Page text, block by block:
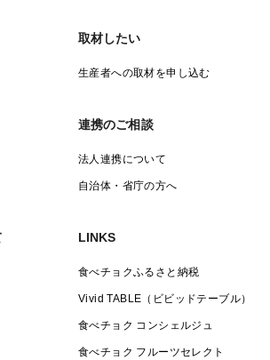
取材したい
生産者への取材を申し込む
連携のご相談
法人連携について
自治体・省庁の方へ
LINKS
食べチョクふるさと納税
Vivid TABLE（ビビッドテーブル）
食べチョク コンシェルジュ
食べチョク フルーツセレクト